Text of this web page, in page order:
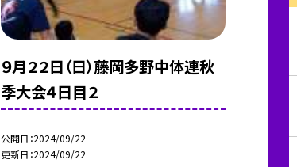
９月２２日（日）藤岡多野中体連秋
季大会４日目２
公開日 2024/09/22
更新日 2024/09/22